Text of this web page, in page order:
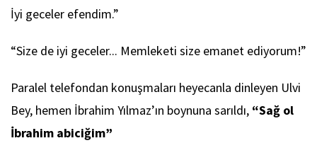
İyi geceler efendim.”
“Size de iyi geceler... Memleketi size emanet ediyorum!”
Paralel telefondan konuşmaları heyecanla dinleyen Ulvi
Bey, hemen İbrahim Yılmaz’ın boynuna sarıldı, “Sağ ol
İbrahim abiciğim”